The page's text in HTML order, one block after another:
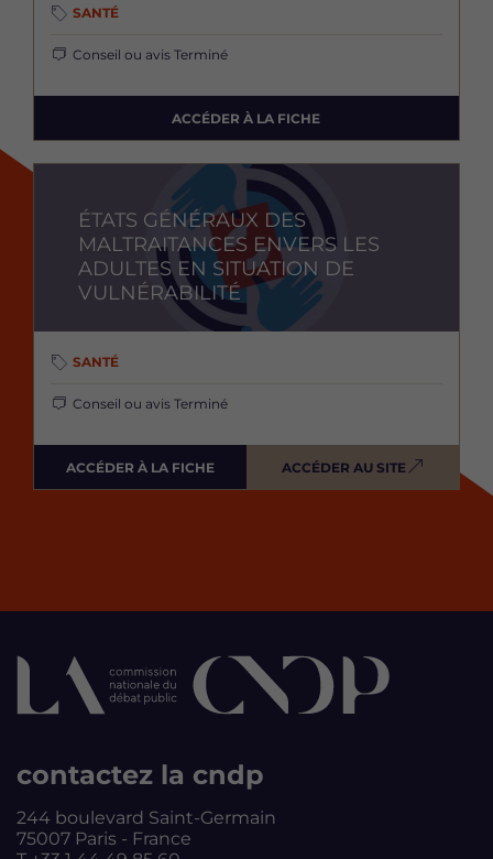
SANTÉ
Conseil ou avis Terminé
ACCÉDER À LA FICHE
ÉTATS GÉNÉRAUX DES
MALTRAITANCES ENVERS LES
ADULTES EN SITUATION DE
VULNÉRABILITÉ
SANTÉ
Conseil ou avis Terminé
ACCÉDER À LA FICHE ACCÉDER AU SITE
contactez la cndp
244 boulevard Saint-Germain
75007 Paris - France